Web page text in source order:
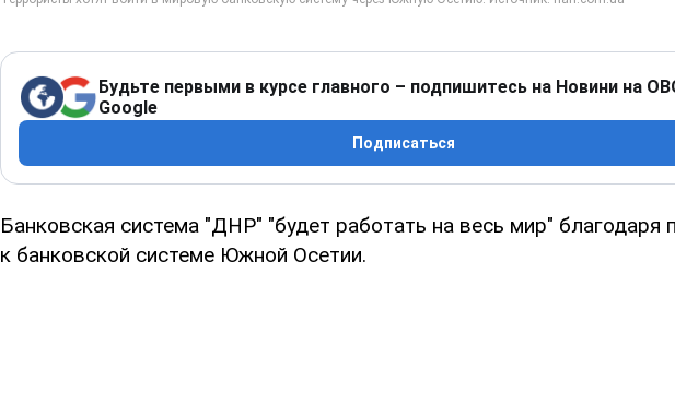
Будьте первыми в курсе главного – подпишитесь на Новини на
Google
Подписаться
Банковская система "ДНР" "будет работать на весь мир" благодаря
к банковской системе Южной Осетии.